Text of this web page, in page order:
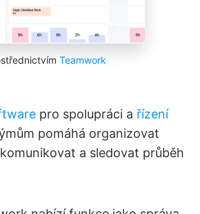
Teamwork
pro spolupráci a řízení
pomáhá organizovat
a sledovat průběh